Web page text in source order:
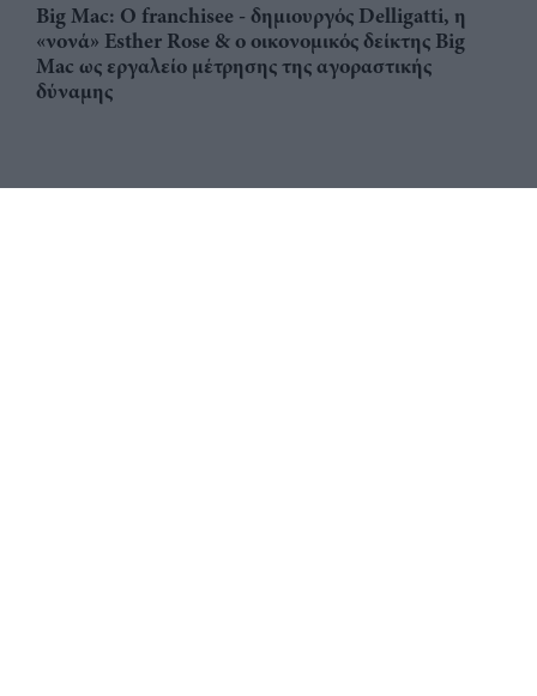
Big Mac: Ο franchisee - δημιουργός Delligatti, η
«νονά» Esther Rose & ο οικονομικός δείκτης Big
Mac ως εργαλείο μέτρησης της αγοραστικής
δύναμης